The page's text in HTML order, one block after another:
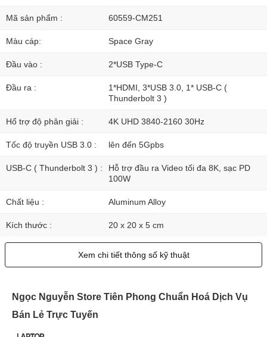
Mã sản phẩm : 60559-CM251
Màu cáp: Space Gray
Đầu vào : 2*USB Type-C
Đầu ra :
1*HDMI, 3*USB 3.0, 1* USB-C (
Thunderbolt 3 )
Hổ trợ độ phân giải : 4K UHD 3840-2160 30Hz
Tốc độ truyền USB 3.0 : lên đến 5Gpbs
USB-C ( Thunderbolt 3 ) :
Hỗ trợ đầu ra Video tối đa 8K, sạc PD
100W
Chất liệu : Aluminum Alloy
Kích thước : 20 x 20 x 5 cm
Xem chi tiết thông số kỹ thuật
Ngọc Nguyễn Store Tiên Phong Chuẩn Hoá Dịch Vụ
Bán Lẻ Trực Tuyến